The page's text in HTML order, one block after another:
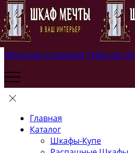
Whatsapp Untapped Telegram Vk
Главная
Каталог
Шкафы-Купе